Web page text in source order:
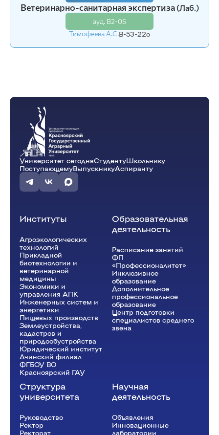
Ветеринарно-санитарная экспертиза(Лаб.)
ауд. В2-05
Тимофеева А.С.В-53-22o
Университет сегодняСтудентуШкольнику
ПоступающемуВыпускникуАспиранту
Институты
Агроэкологических
технологий
Прикладной
биотехнологии и
ветеринарной
медицины
Экономики и
управления АПК
Инженерных систем и
энергетики
Пищевых производств
Землеустройства,
кадастров и
природообустройства
Юридический институт
Ачинский филиал
ФГБОУ ВО
Красноярский ГАУ
Образовательная
деятельность
Расписание занятий
ФП
«Профессионалитет»
Инклюзивное
образование
Дополнительное
профессиональное
образование
Центр подготовки
специалистов среднего
звена
Структура
университета
Руководство
Ректор
Рeкторат
Научная
деятельность
Объявления
Инновационные
лаборатории